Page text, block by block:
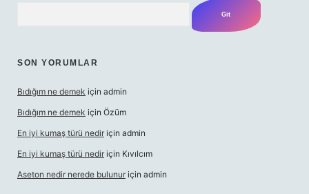
SON YORUMLAR
Bıdığım ne demek için admin
Bıdığım ne demek için Özüm
En iyi kumaş türü nedir için admin
En iyi kumaş türü nedir için Kıvılcım
Aseton nedir nerede bulunur için admin